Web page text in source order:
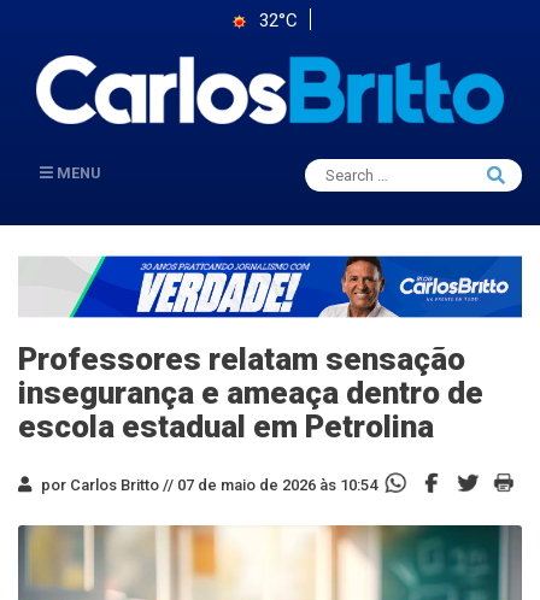
32°C
MENU
Search
for:
Search
Professores relatam sensação
insegurança e ameaça dentro de
escola estadual em Petrolina
por Carlos Britto // 07 de maio de 2026 às 10:54